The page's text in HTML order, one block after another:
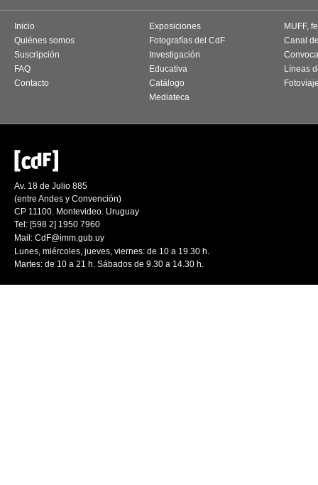
Inicio
Quiénes somos
Suscripción
FAQ
Contacto
Exposiciones
Fotografías del CdF
Investigación
Educativa
Catálogo
Mediateca
MUFF,
Canal
Líneas
Av. 18 de Julio 885
(entre Andes y Convención)
CP 11100. Montevideo. Uruguay
Tel: [598 2] 1950 7960
Mail: CdF@imm.gub.uy
Lunes, miércoles, jueves, viernes: de 10 a 19.30 h.
Martes: de 10 a 21 h. Sábados de 9.30 a 14.30 h.